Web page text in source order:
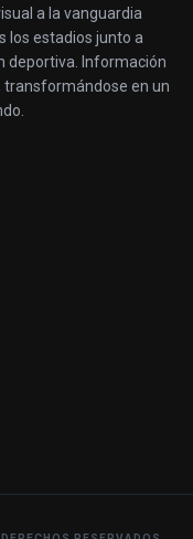
a la vanguardia
los estadios junto a
deportiva. Información
transformándose en un